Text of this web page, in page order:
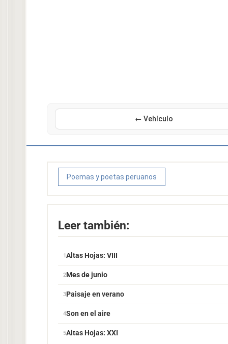
← Vehículo
Poemas y poetas peruanos
Leer también:
Altas Hojas: VIII
Mes de junio
Paisaje en verano
Son en el aire
Altas Hojas: XXI